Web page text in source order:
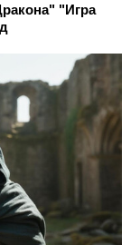
"Игра